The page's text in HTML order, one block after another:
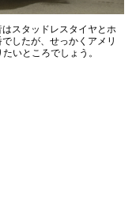
スタッドレスタイヤとホ
したが、せっかくアメリ
いところでしょう。